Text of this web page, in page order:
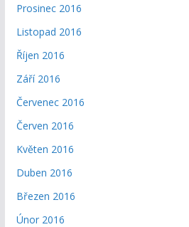
Prosinec 2016
Listopad 2016
Říjen 2016
Září 2016
Červenec 2016
Červen 2016
Květen 2016
Duben 2016
Březen 2016
Únor 2016